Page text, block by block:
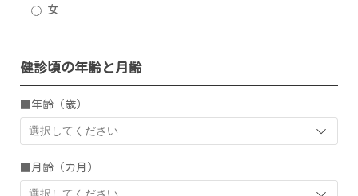
女
健診頃の年齢と月齢
■年齢（歳）
■月齢（カ月）